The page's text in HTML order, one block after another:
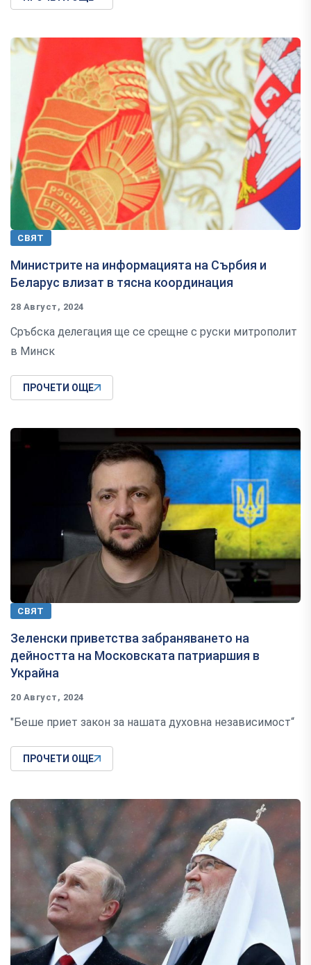
СВЯТ
Министрите на информацията на Сърбия и
Беларус влизат в тясна координация
28 Август, 2024
Сръбска делегация ще се срещне с руски митрополит
в Минск
ПРОЧЕТИ ОЩЕ
СВЯТ
Зеленски приветства забраняването на
дейността на Московската патриаршия в
Украйна
20 Август, 2024
"Беше приет закон за нашата духовна независимост“
ПРОЧЕТИ ОЩЕ